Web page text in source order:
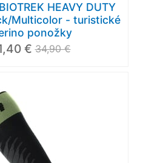
HEAVY DUTY
Multicolor - turistické
ponožky
€ 34,90 €